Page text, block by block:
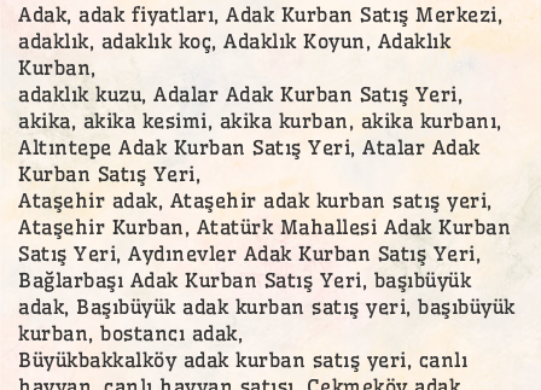
Adak, adak fiyatları, Adak Kurban Satış Merkezi,
adaklık, adaklık koç, Adaklık Koyun, Adaklık
Kurban,
adaklık kuzu, Adalar Adak Kurban Satış Yeri,
akika, akika kesimi, akika kurban, akika kurbanı,
Altıntepe Adak Kurban Satış Yeri, Atalar Adak
Kurban Satış Yeri,
Ataşehir adak, Ataşehir adak kurban satış yeri,
Ataşehir Kurban, Atatürk Mahallesi Adak Kurban
Satış Yeri, Aydınevler Adak Kurban Satış Yeri,
Bağlarbaşı Adak Kurban Satış Yeri, başıbüyük
adak, Başıbüyük adak kurban satış yeri, başıbüyük
kurban, bostancı adak,
Büyükbakkalköy adak kurban satış yeri, canlı